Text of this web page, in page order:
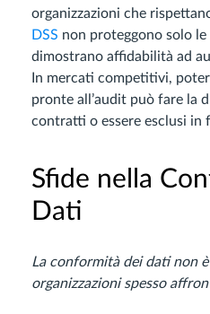
organizzazioni che
DSS non proteggono solo
dimostrano affidabilità ad
In mercati competitivi,
pronte all’audit può fare la
contratti o essere esclusi in
Sfide nella
Dati
La conformità dei dati non
organizzazioni spesso